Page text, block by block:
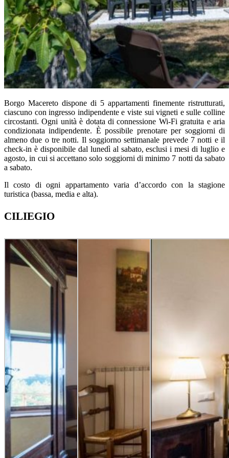
Borgo Macereto dispone di 5 appartamenti finemente ristrutturati,
ciascuno con ingresso indipendente e viste sui vigneti e sulle colline
circostanti. Ogni unità è dotata di connessione Wi-Fi gratuita e aria
condizionata indipendente. È possibile prenotare per soggiorni di
almeno due o tre notti. Il soggiorno settimanale prevede 7 notti e il
check-in è disponibile dal lunedì al sabato, esclusi i mesi di luglio e
agosto, in cui si accettano solo soggiorni di minimo 7 notti da sabato
a sabato.
Il costo di ogni appartamento varia d’accordo con la stagione
turistica (bassa, media e alta).
CILIEGIO